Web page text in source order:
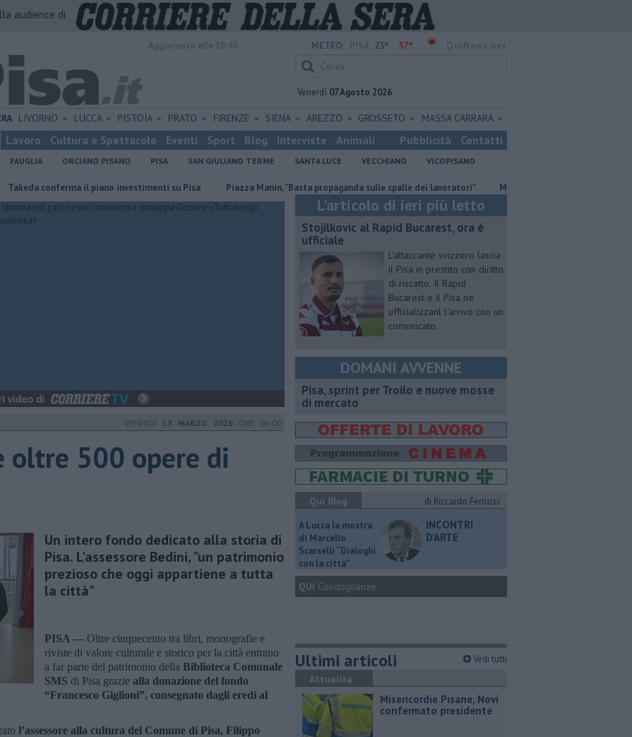
audience di
METEO: 23° 37°
Venerdì 07 Agosto 2026
LIVORNO LUCCA PISTOIA PRATO FIRENZE SIENA AREZZO GROSSETO MASSA CARRARA
Lavoro Cultura e Spettacolo Eventi Sport Blog Interviste Animali Pubblicità Contatti
FAUGLIA ORCIANO PISANO PISA SAN GIULIANO TERME SANTA LUCE VECCHIANO VICOPISANO
il piano investimenti su Pisa Piazza Manin, "Basta propaganda sulle spalle dei lavoratori" Misericordie Pisane, Novi confermato
VENERDÌ 13 MARZO 2026 ORE 06:00
oltre 500 opere di
Un intero fondo dedicato alla storia di
Pisa. L'assessore Bedini, "un patrimonio
prezioso che oggi appartiene a tutta
la città"
PISA — Oltre cinquecento tra libri, monografie e
riviste di valore culturale e storico per la città entrano
a far parte del patrimonio della Biblioteca Comunale
SMS di Pisa grazie alla donazione del fondo
“Francesco Giglioni”, consegnato dagli eredi al
l’assessore alla cultura del Comune di Pisa, Filippo
L'articolo di ieri più letto
Stojilkovic al Rapid Bucarest, ora è
ufficiale
L'attaccante svizzero lascia
il Pisa in prestito con diritto
di riscatto. Il Rapid
Bucarest e il Pisa ne
ufficializzanl l'arrivo con un
comunicato.
DOMANI AVVENNE
Pisa, sprint per Troilo e nuove mosse
di mercato
Qui Blog
di Riccardo Ferrucci
A Lucca la mostra
di Marcello
Scarselli “Dialoghi
con la città"
INCONTRI
D'ARTE
QUI Condoglianze
Ultimi articoli Vedi tutti
Attualità
Misericordie Pisane, Novi
confermato presidente